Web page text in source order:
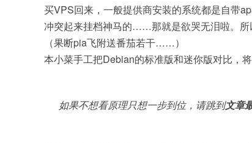
买VPS回来，一般提供商安装的系统都是自带
冲突起来挂档神马的……那就是欲哭无泪啦。
（果断pia飞附送番茄若干……）
本小菜手工把Debian的标准版和迷你版对比，
如果不想看原理只想一步到位，请跳到文章